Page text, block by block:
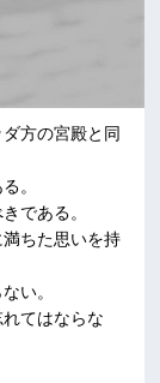
方の宮殿と同
。
である。
ちた思いを持
い。
てはならな